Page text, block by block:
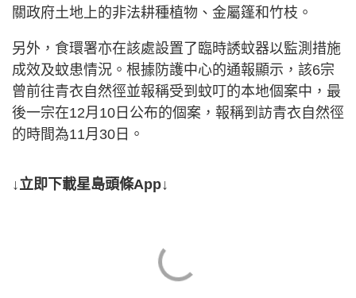
關政府土地上的非法耕種植物、金屬篷和竹枝。
另外，食環署亦在該處設置了臨時誘蚊器以監測措施
成效及蚊患情況。根據防護中心的通報顯示，該6宗
曾前往青衣自然徑並報稱受到蚊叮的本地個案中，最
後一宗在12月10日公布的個案，報稱到訪青衣自然徑
的時間為11月30日。
↓立即下載星島頭條App↓